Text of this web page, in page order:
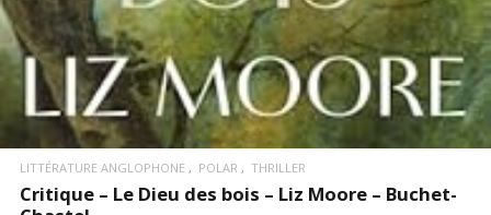
LITTÉRATURE ANGLOPHONE POLAR THRILLER
Critique – Le Dieu des bois – Liz Moore – Buchet-